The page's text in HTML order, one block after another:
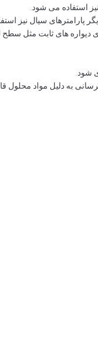
استفاده می شود.
پارامترهای سیال نیز
های ثابت مثل سطح
شود.
به دلیل مواد محلول